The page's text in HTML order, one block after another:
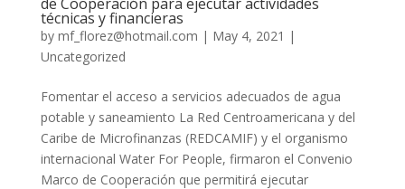
técnicas y financieras
by mf_florez@hotmail.com | May 4, 2021 |
Uncategorized
Fomentar el acceso a servicios adecuados de agua
potable y saneamiento La Red Centroamericana y del
Caribe de Microfinanzas (REDCAMIF) y el organismo
internacional Water For People, firmaron el Convenio
Marco de Cooperación que permitirá ejecutar